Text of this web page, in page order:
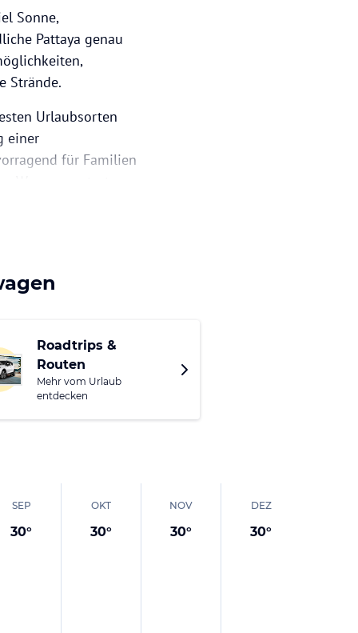
Sonne,
Pattaya genau
Strände.
Urlaubsorten
einer
für Familien
„Vimantaitalay“.
genannt. Von dort
Roadtrips &
Routen
Mehr vom Urlaub
entdecken
SEP
30°
OKT
30°
NOV
30°
DEZ
30°